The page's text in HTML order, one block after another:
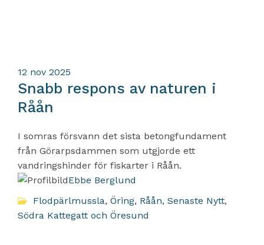
12 nov 2025
Snabb respons av naturen i
Råån
I somras försvann det sista betongfundament
från Görarpsdammen som utgjorde ett
vandringshinder för fiskarter i Råån.
Ebbe Berglund
Flodpärlmussla, Öring, Råån, Senaste Nytt,
Södra Kattegatt och Öresund